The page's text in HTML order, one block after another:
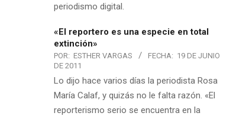
periodismo digital.
«El reportero es una especie en total
extinción»
POR: ESTHER VARGAS FECHA: 19 DE JUNIO
DE 2011
Lo dijo hace varios días la periodista Rosa
María Calaf, y quizás no le falta razón. «El
reporterismo serio se encuentra en la